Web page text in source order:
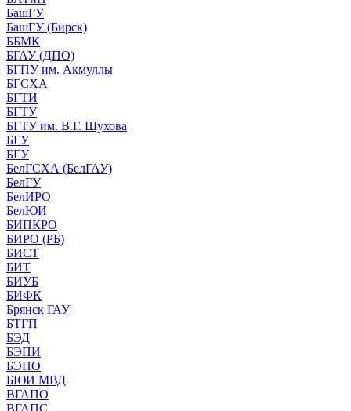
БашГУ
БашГУ (Бирск)
ББМК
БГАУ (ДПО)
БГПУ им. Акмуллы
БГСХА
БГТИ
БГТУ
БГТУ им. В.Г. Шухова
БГУ
БГУ
БелГСХА (БелГАУ)
БелГУ
БелИРО
БелЮИ
БИПКРО
БИРО (РБ)
БИСТ
БИТ
БИУБ
БИФК
Брянск ГАУ
БТГП
БЭД
БЭПИ
БЭПО
БЮИ МВД
ВГАПО
ВГАПС